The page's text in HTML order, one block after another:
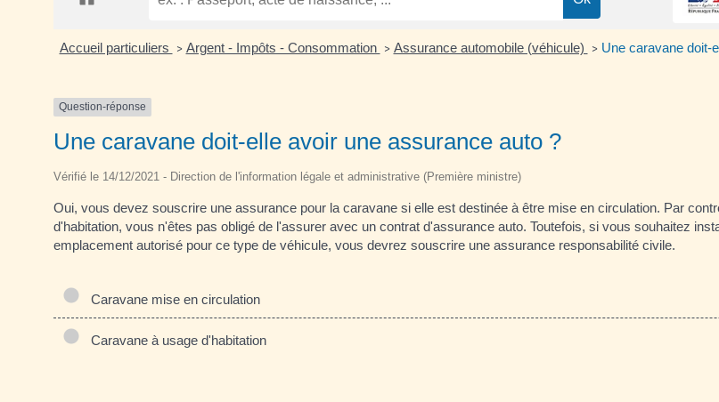
Accueil particuliers > Argent - Impôts - Consommation > Assurance automobile (véhicule) > Une caravane doit-
Question-réponse
Une caravane doit-elle avoir une assurance auto ?
Vérifié le 14/12/2021 - Direction de l'information légale et administrative (Première ministre)
Oui, vous devez souscrire une assurance pour la caravane si elle est destinée à être mise en circulation. Par
d'habitation, vous n'êtes pas obligé de l'assurer avec un contrat d'assurance auto. Toutefois, si vous souhaitez
emplacement autorisé pour ce type de véhicule, vous devrez souscrire une assurance responsabilité civile.
Caravane mise en circulation
Caravane à usage d'habitation